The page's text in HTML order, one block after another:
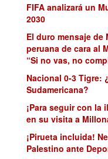
FIFA analizará un
2030
El duro mensaje de
peruana de cara al
“Si no vas, no
Nacional 0-3 Tigre:
Sudamericana?
¡Para seguir con
en su visita a
¡Pirueta incluida!
Palestino ante